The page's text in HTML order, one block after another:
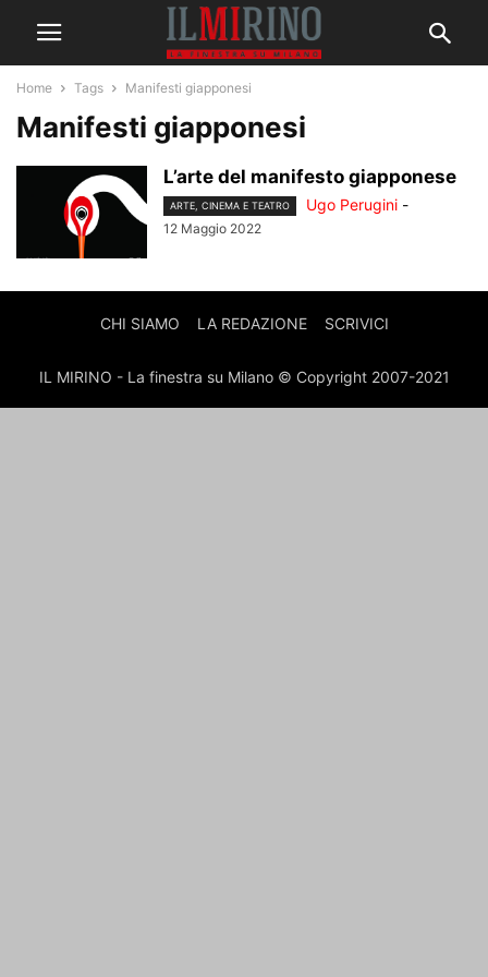
Home Tags Manifesti giapponesi
Manifesti giapponesi
L’arte del manifesto giapponese
ARTE, CINEMA E TEATRO Ugo Perugini -
12 Maggio 2022
CHI SIAMO LA REDAZIONE SCRIVICI
IL MIRINO - La finestra su Milano © Copyright 2007-2021